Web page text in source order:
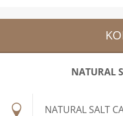
NATURAL
NATURAL SALT